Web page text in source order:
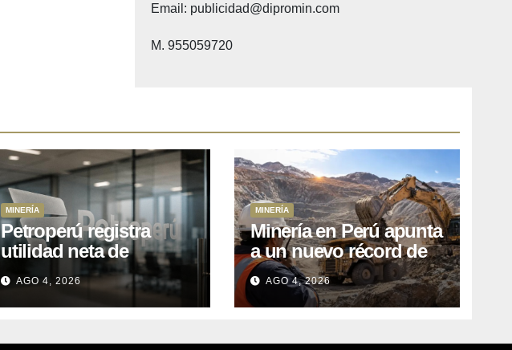
Email: publicidad@dipromin.com
M. 955059720
MINERÍA
Petroperú registra
utilidad neta de
US$121 millones al
cierre del primer
semestre 2026
AGO 4, 2026
MINERÍA
Minería en Perú apunta
a un nuevo récord de
inversiones: crecen los
petitorios y el FMI insta
a destrabar proyectos
AGO 4, 2026